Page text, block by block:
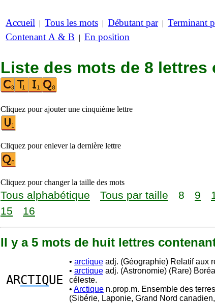
Accueil | Tous les mots | Débutant par| Terminant
Contenant A & B | En position
Liste des mots de 8 lettres
Cliquez pour ajouter une cinquième lettre
Cliquez pour enlever la dernière lettre
Cliquez pour changer la taille des mots
Tous alphabétique Tous par taille 8 9
15
16
Il y a 5 mots de huit lettres
ARCTIQUE
• arctique adj. (Géographie) Relatif aux
• arctique adj. (Astronomie) (Rare)
céleste.
• Arctique n.prop.m. Ensemble des
(Sibérie, Laponie, Grand Nord